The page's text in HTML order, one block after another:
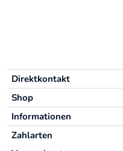
Direktkontakt
Shop
Informationen
Zahlarten